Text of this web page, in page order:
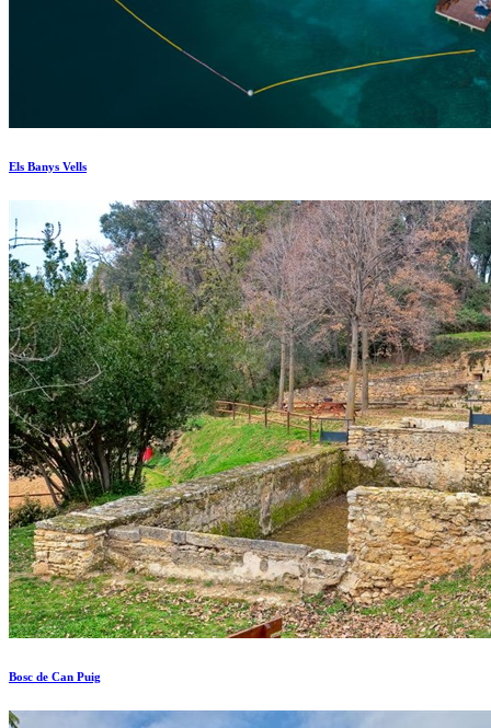
Els Banys Vells
Bosc de Can Puig